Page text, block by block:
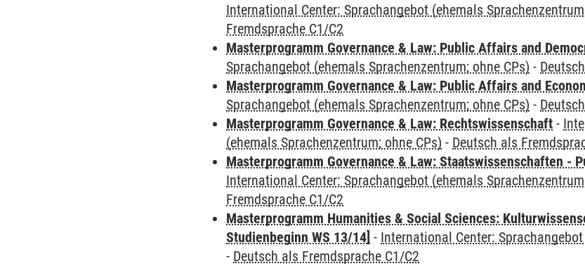
International Center: Sprachangebot (ehemals
Fremdsprache C1/C2
Masterprogramm Governance & Law: Public Affairs and
Sprachangebot (ehemals Sprachenzentrum; ohne CPs) -
Masterprogramm Governance & Law: Public Affairs and
Sprachangebot (ehemals Sprachenzentrum; ohne CPs) -
Masterprogramm Governance & Law: Rechtswissenschaft -
(ehemals Sprachenzentrum; ohne CPs) - Deutsch als
Masterprogramm Governance & Law: Staatswissenschaften -
International Center: Sprachangebot (ehemals
Fremdsprache C1/C2
Masterprogramm Humanities & Social Sciences:
Studienbeginn WS 13/14] - International Center:
- Deutsch als Fremdsprache C1/C2